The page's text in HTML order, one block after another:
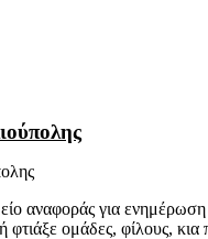
αναφοράς για
ομάδες, φίλους,